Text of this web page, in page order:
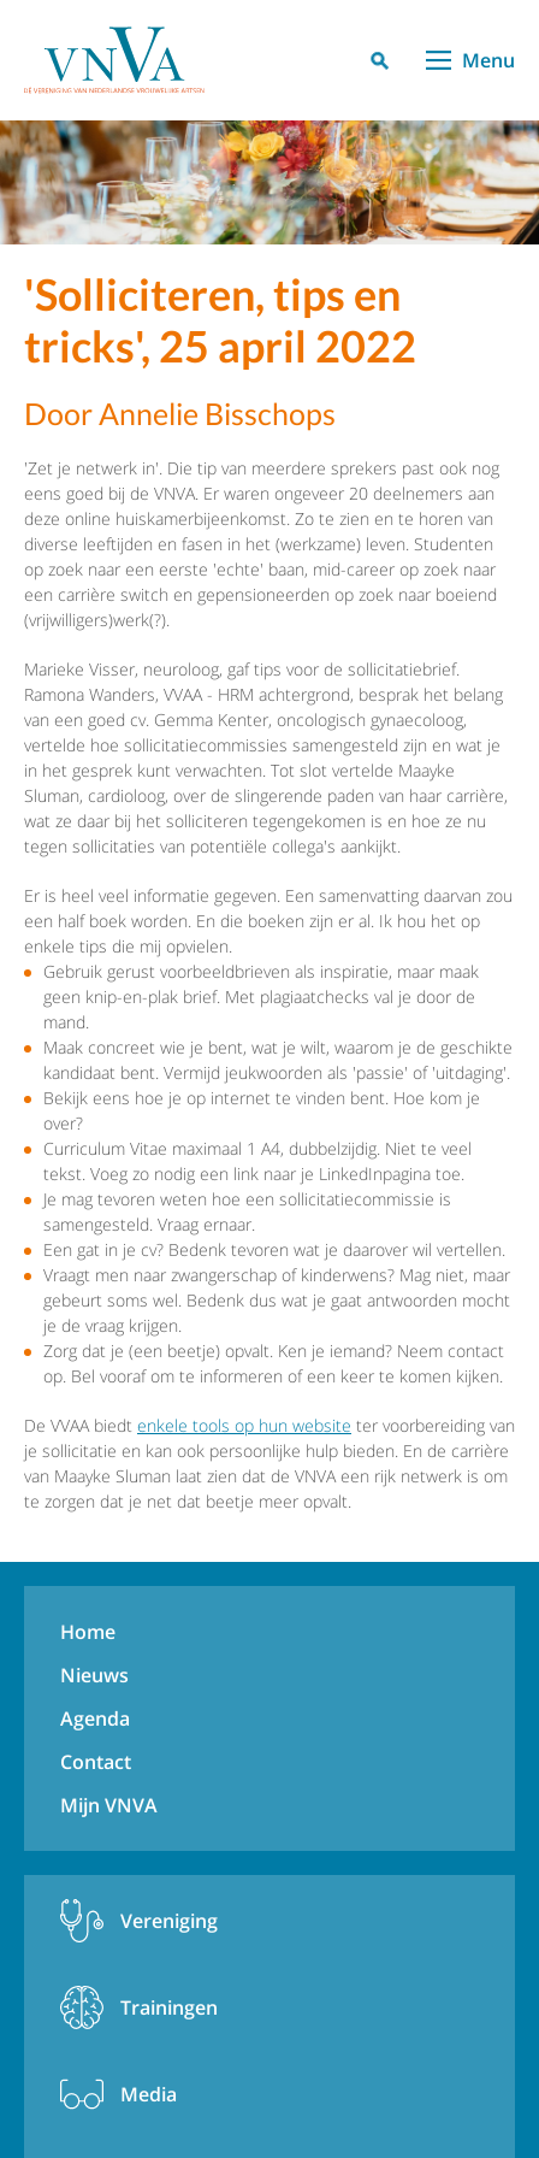
Menu
'Solliciteren, tips en
tricks', 25 april 2022
Door Annelie Bisschops
'Zet je netwerk in'. Die tip van meerdere sprekers past ook nog
eens goed bij de VNVA. Er waren ongeveer 20 deelnemers aan
deze online huiskamerbijeenkomst. Zo te zien en te horen van
diverse leeftijden en fasen in het (werkzame) leven. Studenten
op zoek naar een eerste 'echte' baan, mid-career op zoek naar
een carrière switch en gepensioneerden op zoek naar boeiend
(vrijwilligers)werk(?).
Marieke Visser, neuroloog, gaf tips voor de sollicitatiebrief.
Ramona Wanders, VVAA - HRM achtergrond, besprak het belang
van een goed cv. Gemma Kenter, oncologisch gynaecoloog,
vertelde hoe sollicitatiecommissies samengesteld zijn en wat je
in het gesprek kunt verwachten. Tot slot vertelde Maayke
Sluman, cardioloog, over de slingerende paden van haar carrière,
wat ze daar bij het solliciteren tegengekomen is en hoe ze nu
tegen sollicitaties van potentiële collega's aankijkt.
Er is heel veel informatie gegeven. Een samenvatting daarvan zou
een half boek worden. En die boeken zijn er al. Ik hou het op
enkele tips die mij opvielen.
Gebruik gerust voorbeeldbrieven als inspiratie, maar maak
geen knip-en-plak brief. Met plagiaatchecks val je door de
mand.
Maak concreet wie je bent, wat je wilt, waarom je de geschikte
kandidaat bent. Vermijd jeukwoorden als 'passie' of 'uitdaging'.
Bekijk eens hoe je op internet te vinden bent. Hoe kom je
over?
Curriculum Vitae maximaal 1 A4, dubbelzijdig. Niet te veel
tekst. Voeg zo nodig een link naar je LinkedInpagina toe.
Je mag tevoren weten hoe een sollicitatiecommissie is
samengesteld. Vraag ernaar.
Een gat in je cv? Bedenk tevoren wat je daarover wil vertellen.
Vraagt men naar zwangerschap of kinderwens? Mag niet, maar
gebeurt soms wel. Bedenk dus wat je gaat antwoorden mocht
je de vraag krijgen.
Zorg dat je (een beetje) opvalt. Ken je iemand? Neem contact
op. Bel vooraf om te informeren of een keer te komen kijken.
De VVAA biedt enkele tools op hun website ter voorbereiding van
je sollicitatie en kan ook persoonlijke hulp bieden. En de carrière
van Maayke Sluman laat zien dat de VNVA een rijk netwerk is om
te zorgen dat je net dat beetje meer opvalt.
Home
Nieuws
Agenda
Contact
Mijn VNVA
Vereniging
Trainingen
Media